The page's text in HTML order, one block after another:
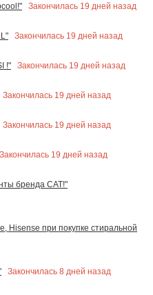
Закончилась 19 дней назад
Закончилась 19 дней назад
!"
Закончилась 19 дней назад
Закончилась 19 дней назад
Закончилась 19 дней назад
Закончилась 19 дней назад
бренда CAT!"
Hisense при покупке стиральной
Закончилась 8 дней назад